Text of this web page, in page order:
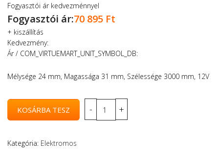
Fogyasztói ár kedvezménnyel
Fogyasztói ár:70 895 Ft
+ kiszállítás
Kedvezmény:
Ár / COM_VIRTUEMART_UNIT_SYMBOL_DB:
Mélysége 24 mm, Magassága 31 mm, Szélessége 3000 mm, 12V
Kategória: Elektromos